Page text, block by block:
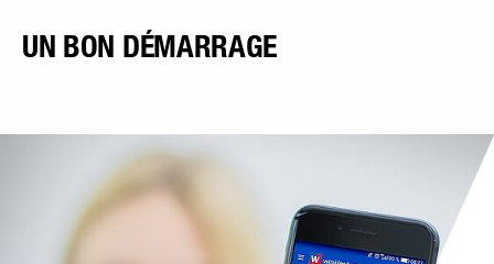
UN BON DÉMARRAGE